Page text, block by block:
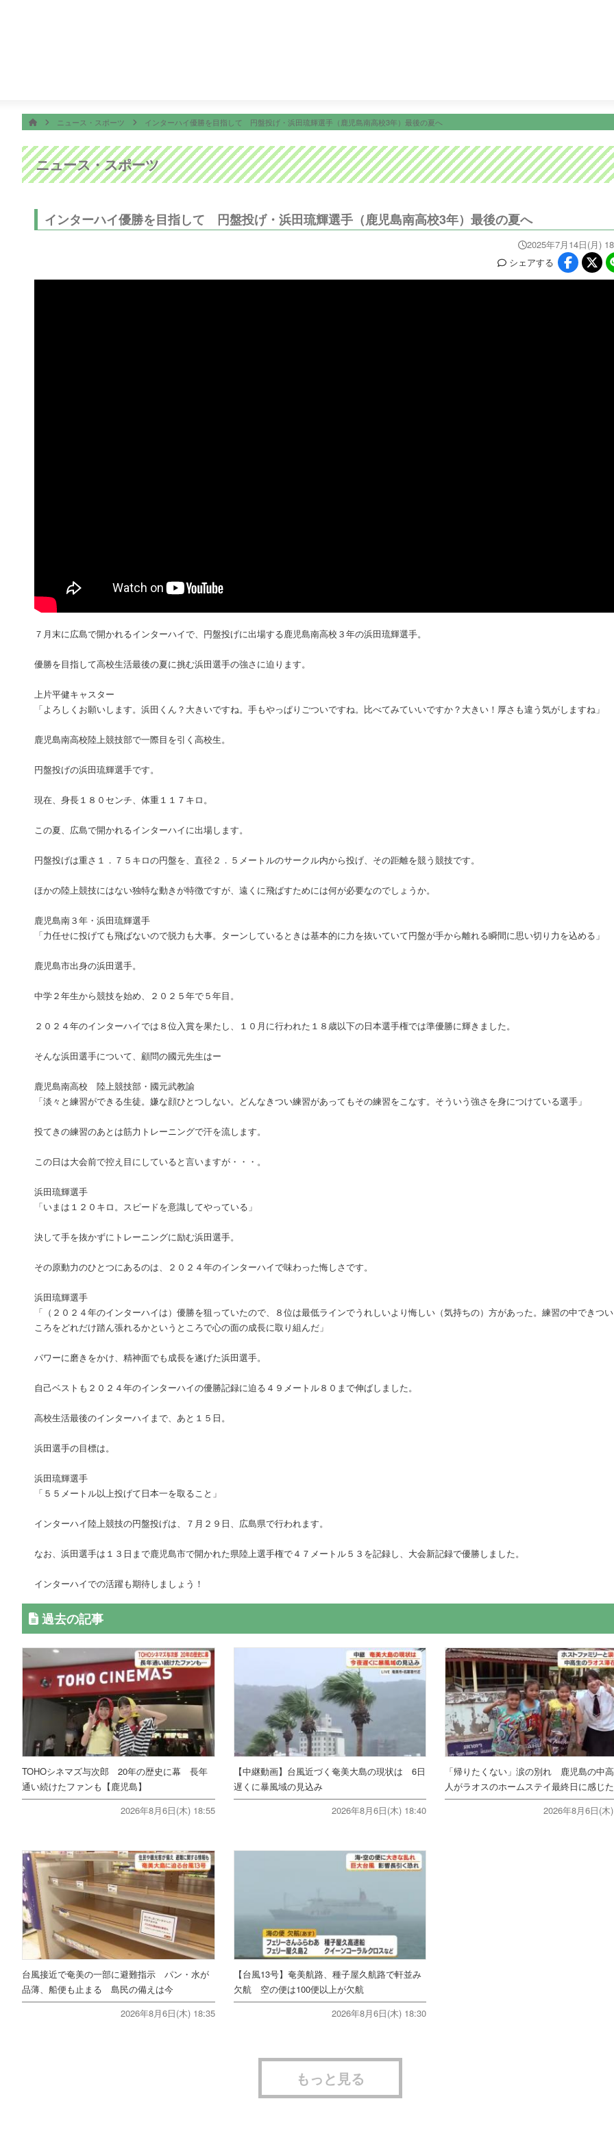
ニュース・スポーツ インターハイ優勝を目指して 円盤投げ・浜田琉輝選手（鹿児島南高校3年）最後の夏へ
ニュース・スポーツ
インターハイ優勝を目指して 円盤投げ・浜田琉輝選手（鹿児島南高校3年）最後の夏へ
2025年7月14日(月)
シェアする
７月末に広島で開かれるインターハイで、円盤投げに出場する鹿児島南高校３年の浜田琉輝選手。
優勝を目指して高校生活最後の夏に挑む浜田選手の強さに迫ります。
上片平健キャスター
「よろしくお願いします。浜田くん？大きいですね。手もやっぱりごついですね。比べてみていいですか？大きい！厚さも違う気がしますね」
鹿児島南高校陸上競技部で一際目を引く高校生。
円盤投げの浜田琉輝選手です。
現在、身長１８０センチ、体重１１７キロ。
この夏、広島で開かれるインターハイに出場します。
円盤投げは重さ１．７５キロの円盤を、直径２．５メートルのサークル内から投げ、その距離を競う競技です。
ほかの陸上競技にはない独特な動きが特徴ですが、遠くに飛ばすためには何が必要なのでしょうか。
鹿児島南３年・浜田琉輝選手
「力任せに投げても飛ばないので脱力も大事。ターンしているときは基本的に力を抜いていて円盤が手から離れる瞬間に思い切り力を込める」
鹿児島市出身の浜田選手。
中学２年生から競技を始め、２０２５年で５年目。
２０２４年のインターハイでは８位入賞を果たし、１０月に行われた１８歳以下の日本選手権では準優勝に輝きました。
そんな浜田選手について、顧問の國元先生はー
鹿児島南高校 陸上競技部・國元武教諭
「淡々と練習ができる生徒。嫌な顔ひとつしない。どんなきつい練習があってもその練習をこなす。そういう強さを身につけている選手」
投てきの練習のあとは筋力トレーニングで汗を流します。
この日は大会前で控え目にしていると言いますが・・・。
浜田琉輝選手
「いまは１２０キロ。スピードを意識してやっている」
決して手を抜かずにトレーニングに励む浜田選手。
その原動力のひとつにあるのは、２０２４年のインターハイで味わった悔しさです。
浜田琉輝選手
「（２０２４年のインターハイは）優勝を狙っていたので、８位は最低ラインでうれしいより悔しい（気持ちの）方があった。練習の中できつ
ころをどれだけ踏ん張れるかというところで心の面の成長に取り組んだ」
パワーに磨きをかけ、精神面でも成長を遂げた浜田選手。
自己ベストも２０２４年のインターハイの優勝記録に迫る４９メートル８０まで伸ばしました。
高校生活最後のインターハイまで、あと１５日。
浜田選手の目標は。
浜田琉輝選手
「５５メートル以上投げて日本一を取ること」
インターハイ陸上競技の円盤投げは、７月２９日、広島県で行われます。
なお、浜田選手は１３日まで鹿児島市で開かれた県陸上選手権で４７メートル５３を記録し、大会新記録で優勝しました。
インターハイでの活躍も期待しましょう！
過去の記事
TOHOシネマズ与次郎 20年の歴史に幕 長年
通い続けたファンも【鹿児島】
2026年8月6日(木) 18:55
【中継動画】台風近づく奄美大島の現状は 6日
遅くに暴風域の見込み
2026年8月6日(木) 18:40
「帰りたくない」涙の別れ 鹿児島の中
人がラオスのホームステイ最終日に感じ
2026年8月6日(木
台風接近で奄美の一部に避難指示 パン・水が
品薄、船便も止まる 島民の備えは今
2026年8月6日(木) 18:35
【台風13号】奄美航路、種子屋久航路で軒並み
欠航 空の便は100便以上が欠航
2026年8月6日(木) 18:30
もっと見る